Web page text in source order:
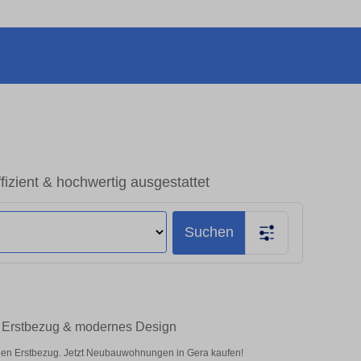
& hochwertig ausgestattet
Suchen
& modernes Design
Erstbezug. Jetzt Neubauwohnungen in Gera kaufen!